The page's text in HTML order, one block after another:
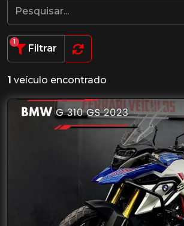
Filtrar
1
1 veículo encontrado